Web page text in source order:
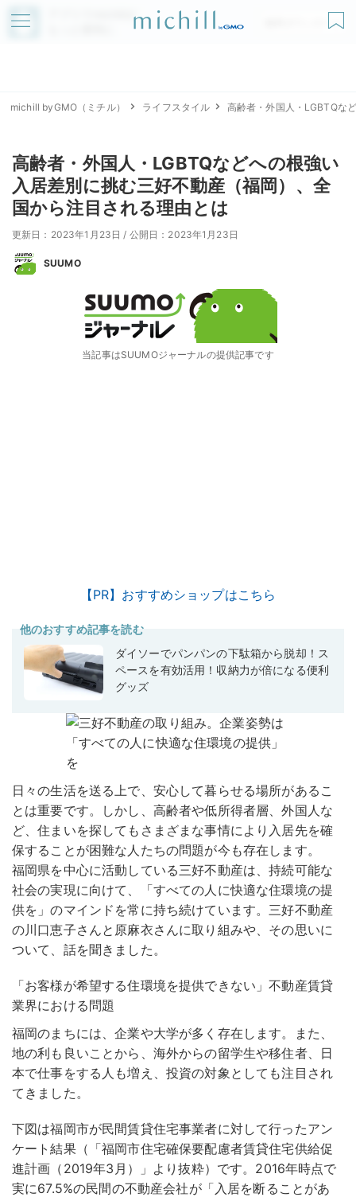
アプリでmichillが
無料ダウンロード
michill byGMO（ミチル） ライフスタイル 高齢者・外国人・LGBTQな
高齢者・外国人・LGBTQなどへの根強い
入居差別に挑む三好不動産（福岡）、全
国から注目される理由とは
更新日：2023年1月23日 / 公開日：2023年1月23日
SUUMO
当記事はSUUMOジャーナルの提供記事です
【PR】おすすめショップはこちら
他のおすすめ記事を読む
ダイソーでパンパンの下駄箱から脱却！ス
ペースを有効活用！収納力が倍になる便利
グッズ
日々の生活を送る上で、安心して暮らせる場所があるこ
とは重要です。しかし、高齢者や低所得者層、外国人な
ど、住まいを探してもさまざまな事情により入居先を確
保することが困難な人たちの問題が今も存在します。
福岡県を中心に活動している三好不動産は、持続可能な
社会の実現に向けて、「すべての人に快適な住環境の提
供を」のマインドを常に持ち続けています。三好不動産
の川口恵子さんと原麻衣さんに取り組みや、その思いに
ついて、話を聞きました。
「お客様が希望する住環境を提供できない」不動産賃貸
業界における問題
福岡のまちには、企業や大学が多く存在します。また、
地の利も良いことから、海外からの留学生や移住者、日
本で仕事をする人も増え、投資の対象としても注目され
てきました。
下図は福岡市が民間賃貸住宅事業者に対して行ったアン
ケート結果（「福岡市住宅確保要配慮者賃貸住宅供給促
進計画（2019年3月）」より抜粋）です。2016年時点で
実に67.5%の民間の不動産会社が「入居を断ることがあ